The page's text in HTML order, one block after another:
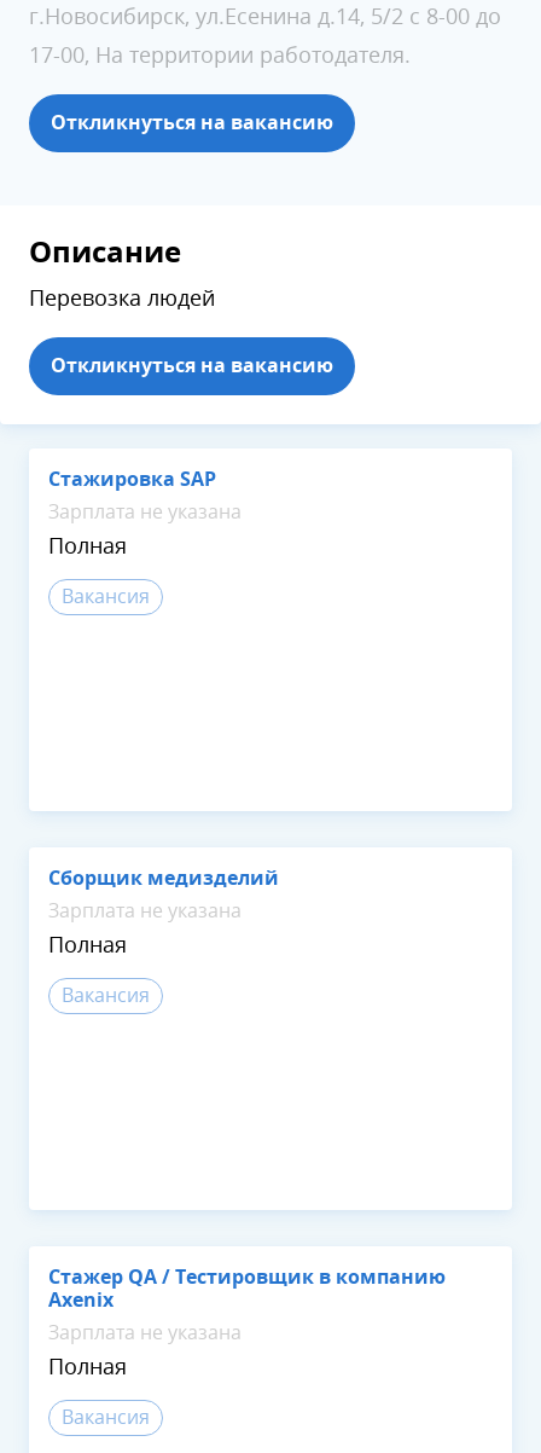
г.Новосибирск, ул.Есенина д.14, 5/2 с 8-00 до
17-00, На территории работодателя.
Откликнуться на вакансию
Описание
Перевозка людей
Откликнуться на вакансию
Стажировка SAP
Зарплата не указана
Полная
Вакансия
Сборщик медизделий
Зарплата не указана
Полная
Вакансия
Стажер QA / Тестировщик в компанию
Axenix
Зарплата не указана
Полная
Вакансия